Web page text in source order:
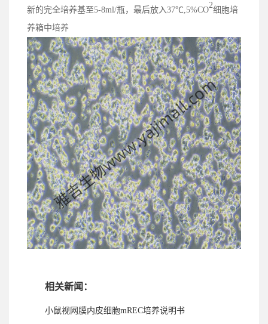
新的完全培养基至5-8ml/瓶，最后放入37℃,5%CO
2
细胞培
养箱中培养
相关新闻：
小鼠视网膜内皮细胞mREC培养说明书